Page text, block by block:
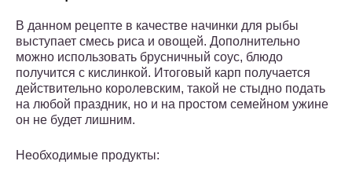
В данном рецепте в качестве начинки для рыбы
выступает смесь риса и овощей. Дополнительно
можно использовать брусничный соус, блюдо
получится с кислинкой. Итоговый карп получается
действительно королевским, такой не стыдно подать
на любой праздник, но и на простом семейном ужине
он не будет лишним.
Необходимые продукты: